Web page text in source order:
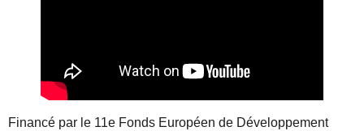
Financé par le 11e Fonds Européen de Développement